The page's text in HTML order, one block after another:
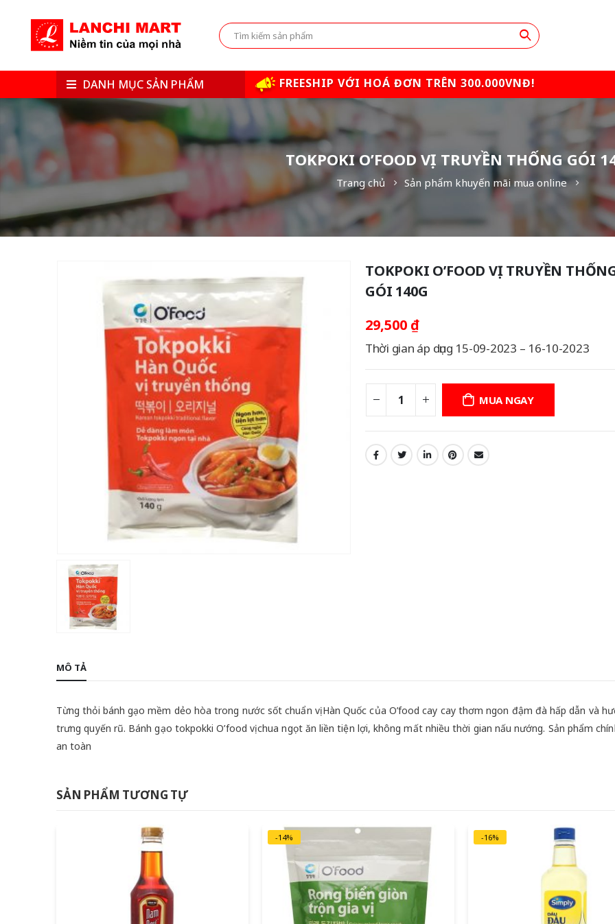
DANH MỤC SẢN PHẨM FREESHIP VỚI HOÁ ĐƠN TRÊN 300.000VNĐ!
TOKPOKI O’FOOD VỊ TRUYỀN THỐNG GÓI
Trang chủ Sản phẩm khuyến mãi mua online
TOKPOKI O’FOOD VỊ TRUYỀN
GÓI 140G
29,500 ₫
Thời gian áp dụng 15-09-2023 – 16-10-2023
MUA NGAY
MÔ TẢ
Từng thỏi bánh gạo mềm dẻo hòa trong nước sốt chuẩn vị Hàn Quốc của O’food cay cay thơm ngon đậm đà hấp dẫn và
trưng quyến rũ. Bánh gạo tokpokki O’food vị chua ngọt ăn liền tiện lợi, không mất nhiều thời gian nấu nướng. Sản phẩm
an toàn
SẢN PHẨM TƯƠNG TỰ
-14% -16%